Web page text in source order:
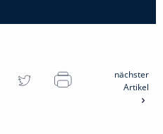
nächster
Artikel